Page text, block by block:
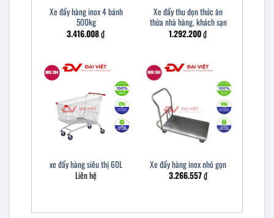
Xe đẩy hàng inox 4 bánh
500kg
3.416.008₫
Xe đẩy thu dọn thức ăn
thừa nhà hàng, khách sạn
1.292.200₫
xe đẩy hàng siêu thị 60L
Liên hệ
Xe đẩy hàng inox nhỏ gọn
3.266.557₫